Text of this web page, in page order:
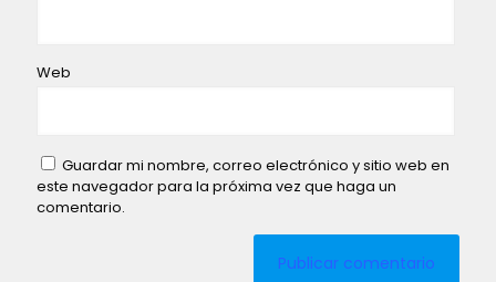
Web
Guardar mi nombre, correo electrónico y sitio web en
este navegador para la próxima vez que haga un
comentario.